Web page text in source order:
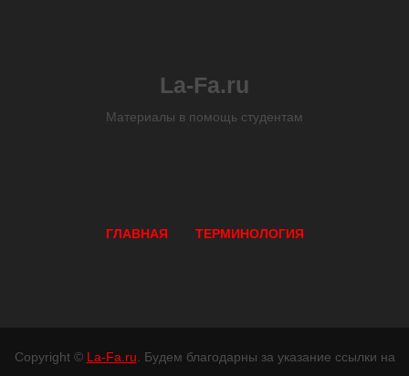
La-Fa.ru
Материалы в помощь студентам
ГЛАВНАЯ ТЕРМИНОЛОГИЯ
Copyright © La-Fa.ru . Будем благодарны за указание ссылки на